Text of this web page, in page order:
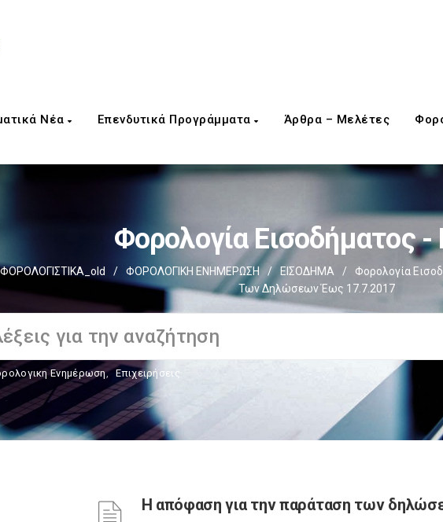
Νέα Επενδυτικά Προγράμματα Άρθρα – Μελέτες
Φορολογία Εισοδήματος -
ΦΟΡΟΛΟΓΙΣΤΙΚΑ_old / ΦΟΡΟΛΟΓΙΚΗ ΕΝΗΜΕΡΩΣΗ / ΕΙΣΟΔΗΜΑ / Φορολογία
Των Δηλώσεων Έως 17.7.2017
Ενημέρωση, Επιχειρήσεις
Η απόφαση για την παράταση των